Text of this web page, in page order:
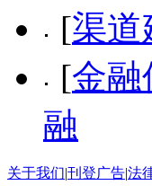
[渠道
[金融
融
关于我们|刊登广告|法